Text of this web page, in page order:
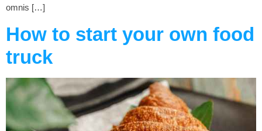
omnis […]
How to start your own food
truck